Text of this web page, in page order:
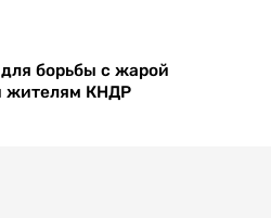
борьбы с жарой
жителям КНДР